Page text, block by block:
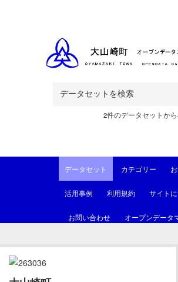
2件のデータセットか
データセット カテゴリー
活用事例 利用規約 サイト
お問い合わせ オープンデータ